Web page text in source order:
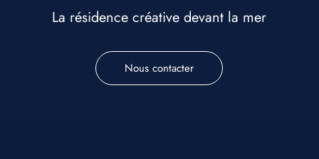
La résidence créative devant la mer
Nous contacter